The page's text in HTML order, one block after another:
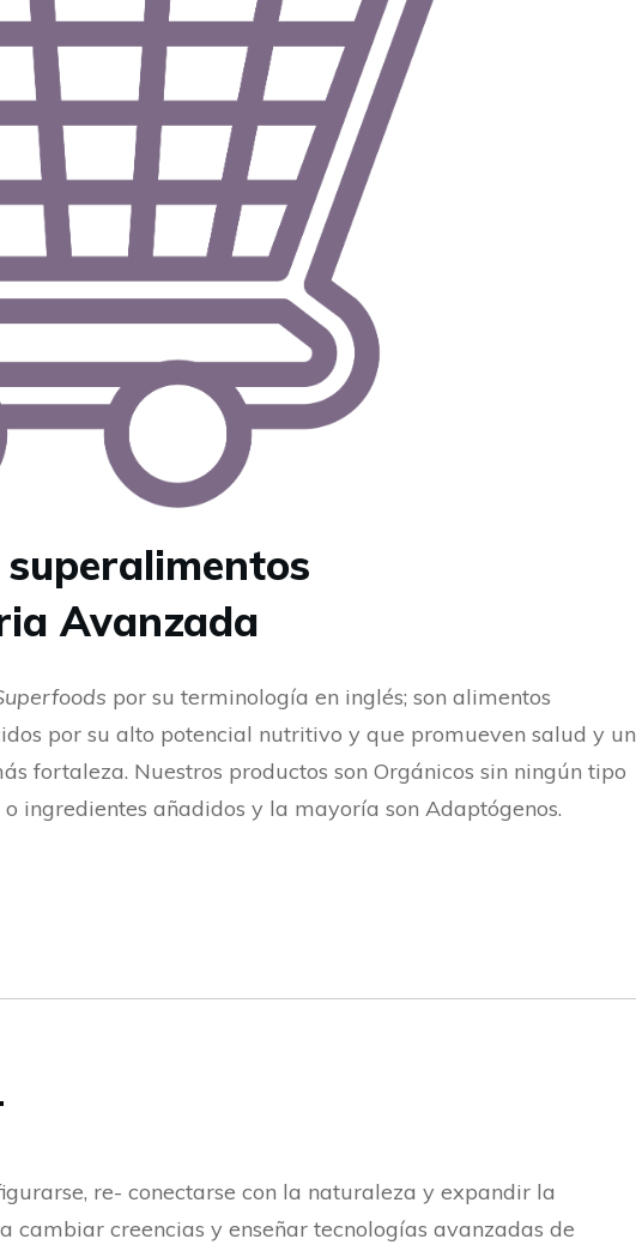
Avanzada
por su terminología en inglés; son alimentos
por su alto potencial nutritivo y que promueven salud y un
fortaleza. Nuestros productos son Orgánicos sin ningún tipo
ingredientes añadidos y la mayoría son Adaptógenos.
re- conectarse con la naturaleza y expandir la
cambiar creencias y enseñar tecnologías avanzadas de